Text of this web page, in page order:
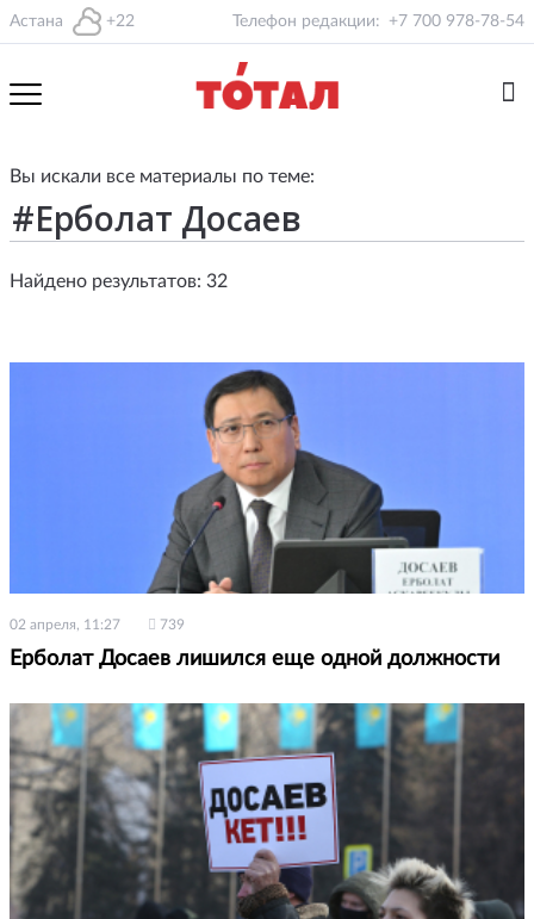
Астана +22 Телефон редакции: +7 700 978-78-54
Вы искали все материалы по теме:
Найдено результатов: 32
02 апреля, 11:27 739
Ерболат Досаев лишился еще одной должности